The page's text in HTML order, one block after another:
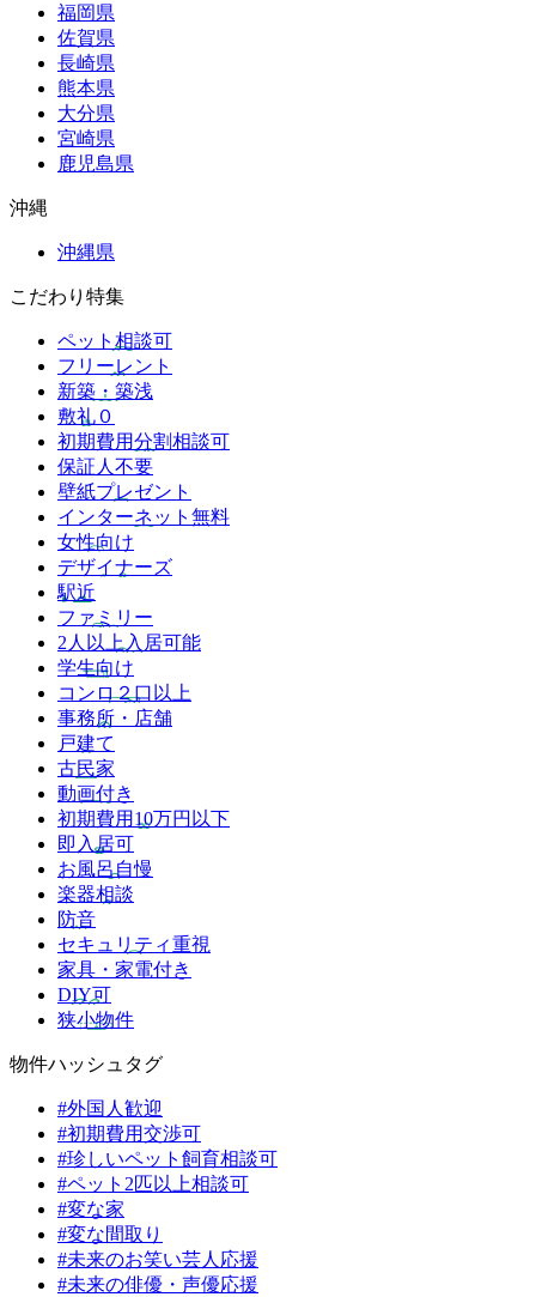
福岡県
佐賀県
長崎県
熊本県
大分県
宮崎県
鹿児島県
沖縄
沖縄県
こだわり特集
ペット相談可
フリーレント
新築・築浅
敷礼０
初期費用分割相談可
保証人不要
壁紙プレゼント
インターネット無料
女性向け
デザイナーズ
駅近
ファミリー
2人以上入居可能
学生向け
コンロ２口以上
事務所・店舗
戸建て
古民家
動画付き
初期費用10万円以下
即入居可
お風呂自慢
楽器相談
防音
セキュリティ重視
家具・家電付き
DIY可
狭小物件
物件ハッシュタグ
#外国人歓迎
#初期費用交渉可
#珍しいペット飼育相談可
#ペット2匹以上相談可
#変な家
#変な間取り
#未来のお笑い芸人応援
#未来の俳優・声優応援